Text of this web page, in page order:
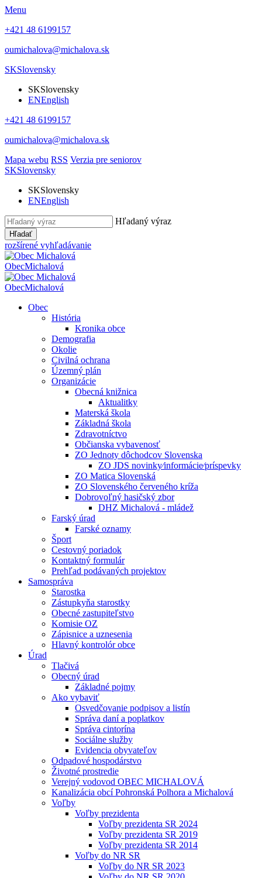
Menu
+421 48 6199157
oumichalova@michalova.sk
SKSlovensky
SKSlovensky
ENEnglish
+421 48 6199157
oumichalova@michalova.sk
Mapa webu RSS Verzia pre seniorov
SKSlovensky
SKSlovensky
ENEnglish
Hľadaný výraz
Hľadať
rozšírené vyhľadávanie
ObecMichalová
ObecMichalová
Obec
História
Kronika obce
Demografia
Okolie
Civilná ochrana
Územný plán
Organizácie
Obecná knižnica
Aktualitky
Materská škola
Základná škola
Zdravotníctvo
Občianska vybavenosť
ZO Jednoty dôchodcov Slovenska
ZO JDS novinky⁄informácie⁄príspevky
ZO Matica Slovenská
ZO Slovenského červeného kríža
Dobrovoľný hasičský zbor
DHZ Michalová - mládež
Farský úrad
Farské oznamy
Šport
Cestovný poriadok
Kontaktný formulár
Prehľad podávaných projektov
Samospráva
Starostka
Zástupkyňa starostky
Obecné zastupiteľstvo
Komisie OZ
Zápisnice a uznesenia
Hlavný kontrolór obce
Úrad
Tlačivá
Obecný úrad
Základné pojmy
Ako vybaviť
Osvedčovanie podpisov a listín
Správa daní a poplatkov
Správa cintorína
Sociálne služby
Evidencia obyvateľov
Odpadové hospodárstvo
Životné prostredie
Verejný vodovod OBEC MICHALOVÁ
Kanalizácia obcí Pohronská Polhora a Michalová
Voľby
Voľby prezidenta
Voľby prezidenta SR 2024
Voľby prezidenta SR 2019
Voľby prezidenta SR 2014
Voľby do NR SR
Voľby do NR SR 2023